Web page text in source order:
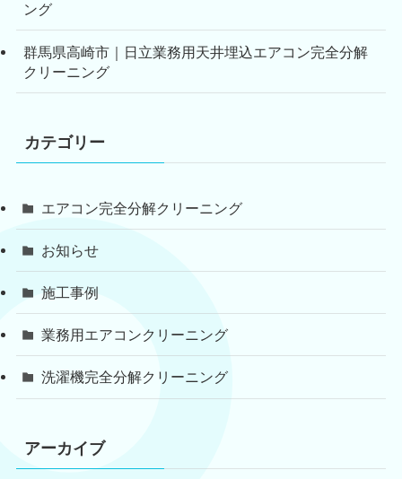
ング
群馬県高崎市｜日立業務用天井埋込エアコン完全分解
クリーニング
カテゴリー
エアコン完全分解クリーニング
お知らせ
施工事例
業務用エアコンクリーニング
洗濯機完全分解クリーニング
アーカイブ